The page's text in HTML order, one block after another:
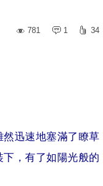
781
1 34
迅速地塞滿了瞭草
，有了如陽光般的